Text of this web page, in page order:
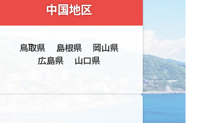
中国地区
鳥取県 島根県
岡山県
広島県
山口県